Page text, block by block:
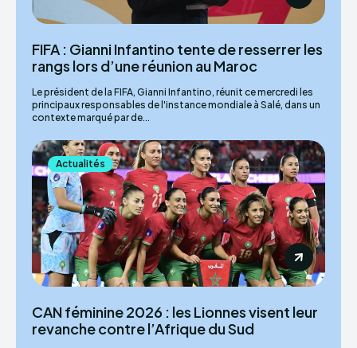
FIFA : Gianni Infantino tente de resserrer les
rangs lors d’une réunion au Maroc
Le président de la FIFA, Gianni Infantino, réunit ce mercredi les
principaux responsables de l'instance mondiale à Salé, dans un
contexte marqué par de...
Actualités
CAN féminine 2026 : les Lionnes visent leur
revanche contre l’Afrique du Sud